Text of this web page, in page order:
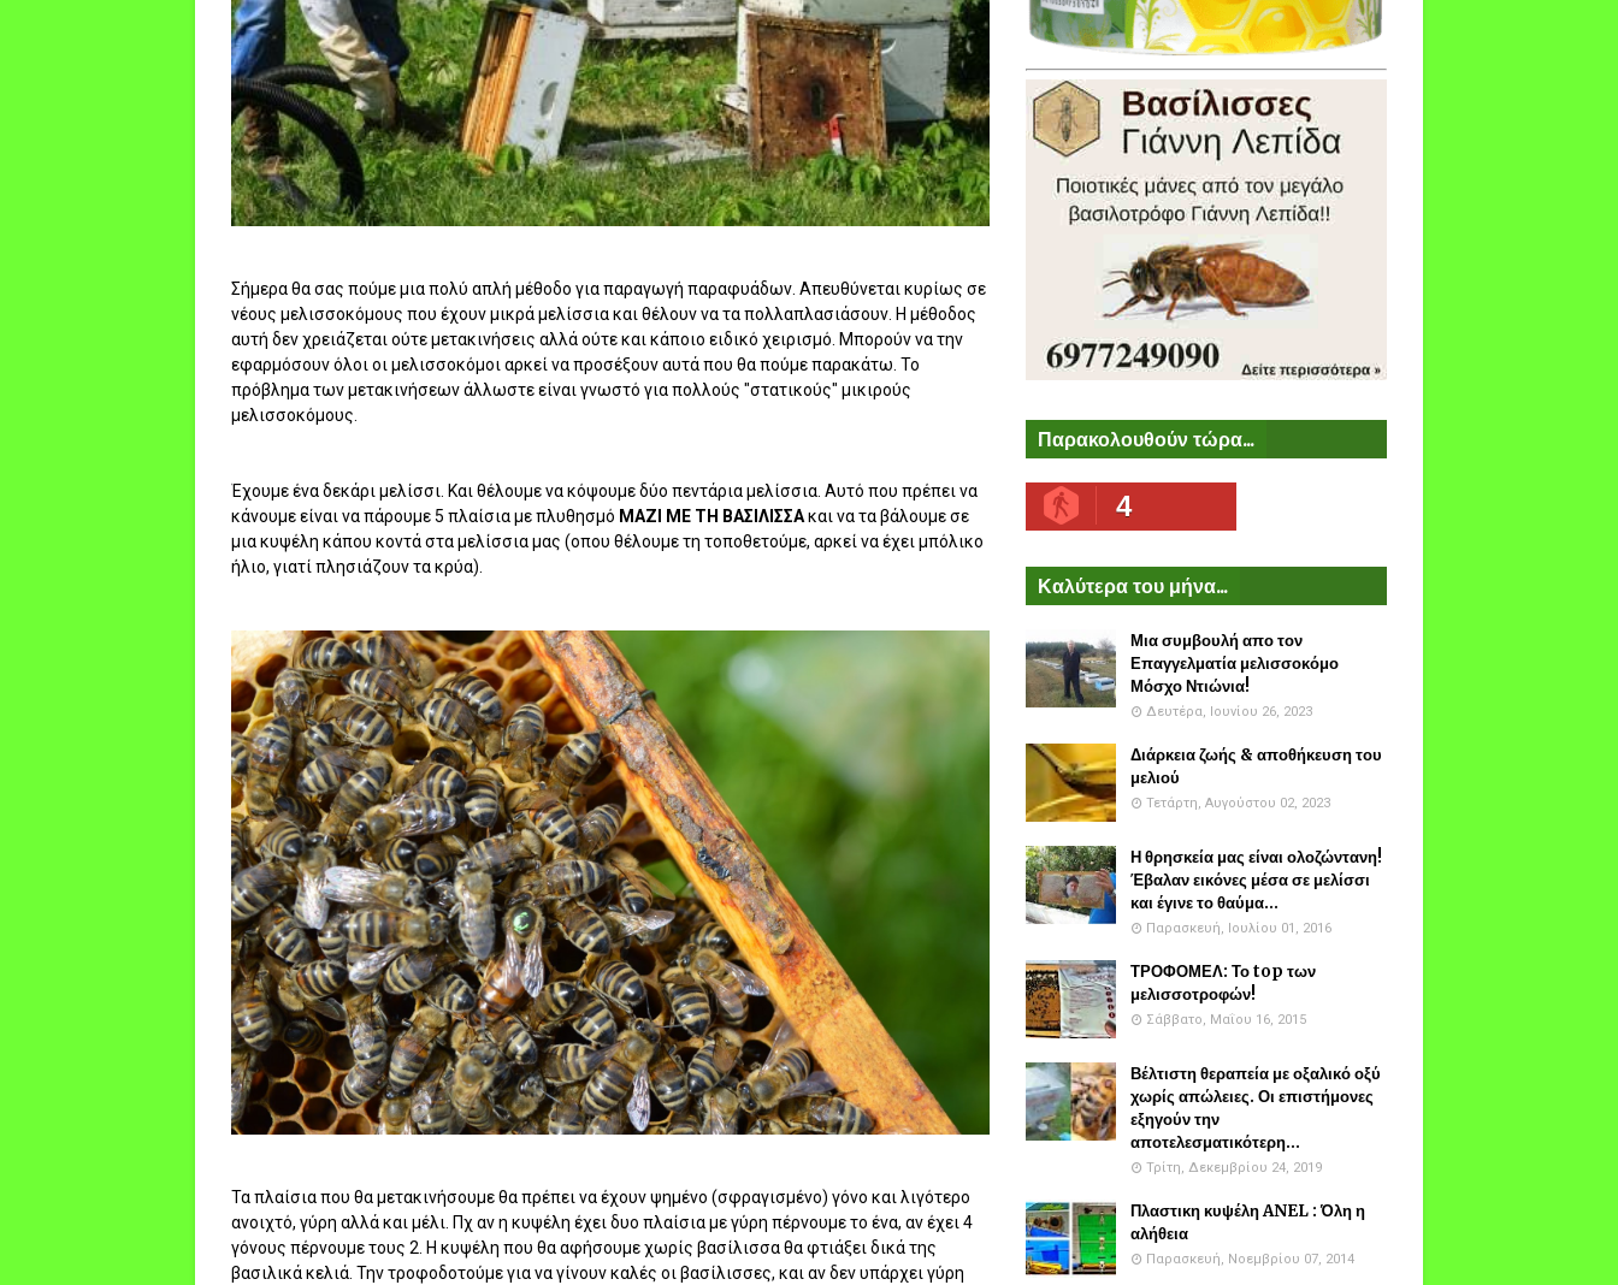
Σήμερα θα σας πούμε μια πολύ απλή μέθοδο για παραγωγή παραφυάδων. Απευθύνεται κυρίως σε
νέους μελισσοκόμους που έχουν μικρά μελίσσια και θέλουν να τα πολλαπλασιάσουν. Η μέθοδος
αυτή δεν χρειάζεται ούτε μετακινήσεις αλλά ούτε και κάποιο ειδικό χειρισμό. Μπορούν να την
εφαρμόσουν όλοι οι μελισσοκόμοι αρκεί να προσέξουν αυτά που θα πούμε παρακάτω. Το
πρόβλημα των μετακινήσεων άλλωστε είναι γνωστό για πολλούς "στατικούς" μικιρούς
μελισσοκόμους.
Έχουμε ένα δεκάρι μελίσσι. Και θέλουμε να κόψουμε δύο πεντάρια μελίσσια. Αυτό που πρέπει να
κάνουμε είναι να πάρουμε 5 πλαίσια με πλυθησμό ΜΑΖΙ ΜΕ ΤΗ ΒΑΣΙΛΙΣΣΑκαι να τα βάλουμε σε
μια κυψέλη κάπου κοντά στα μελίσσια μας (οπου θέλουμε τη τοποθετούμε, αρκεί να έχει μπόλικο
ήλιο, γιατί πλησιάζουν τα κρύα).
Τα πλαίσια που θα μετακινήσουμε θα πρέπει να έχουν ψημένο (σφραγισμένο) γόνο και λιγότερο
ανοιχτό, γύρη αλλά και μέλι. Πχ αν η κυψέλη έχει δυο πλαίσια με γύρη πέρνουμε το ένα, αν έχει 4
γόνους πέρνουμε τους 2. Η κυψέλη που θα αφήσουμε χωρίς βασίλισσα θα φτιάξει δικά της
βασιλικά κελιά. Την τροφοδοτούμε για να γίνουν καλές οι βασίλισσες, και αν δεν υπάρχει γύρη
Παρακολουθούν τώρα...
4
Καλύτερα του μήνα...
Μια συμβουλή απο τον
Επαγγελματία μελισσοκόμο
Μόσχο Ντιώνια!
Δευτέρα, Ιουνίου 26, 2023
Διάρκεια ζωής & αποθήκευση του
μελιού
Τετάρτη, Αυγούστου 02, 2023
Η θρησκεία μας είναι ολοζώντανη!
Έβαλαν εικόνες μέσα σε μελίσσι
και έγινε το θαύμα...
Παρασκευή, Ιουλίου 01, 2016
ΤΡΟΦΟΜΕΛ: Το top των
μελισσοτροφών!
Σάββατο, Μαΐου 16, 2015
Βέλτιστη θεραπεία με οξαλικό οξύ
χωρίς απώλειες. Οι επιστήμονες
εξηγούν την
αποτελεσματικότερη...
Τρίτη, Δεκεμβρίου 24, 2019
Πλαστικη κυψέλη ANEL : Όλη η
αλήθεια
Παρασκευή, Νοεμβρίου 07, 2014